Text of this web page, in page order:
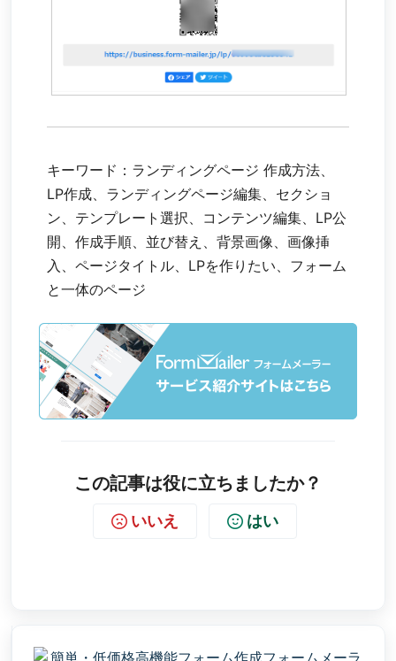
キーワード：ランディングページ 作成方法、
LP作成、ランディングページ編集、セクショ
ン、テンプレート選択、コンテンツ編集、LP公
開、作成手順、並び替え、背景画像、画像挿
入、ページタイトル、LPを作りたい、フォーム
と一体のページ
この記事は役に立ちましたか？
いいえ はい